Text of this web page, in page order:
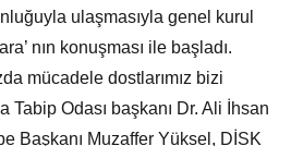
ulaşmasıyla genel kurul
nın konuşması ile başladı.
mücadele dostlarımız bizi
Tabip Odası başkanı Dr. Ali İhsan
Başkanı Muzaffer Yüksel, DİSK